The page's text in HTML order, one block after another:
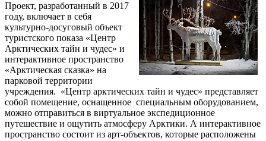
Проект, разработанный в 2017
году, включает в себя
культурно-досуговый объект
туристского показа «Центр
Арктических тайн и чудес» и
интерактивное пространство
«Арктическая сказка» на
парковой территории
учреждения. «Центр арктических тайн и чудес» представляет
собой помещение, оснащенное специальным оборудованием,
можно отправиться в виртуальное экспедиционное
путешествие и ощутить атмосферу Арктики. А интерактивное
пространство состоит из арт-объектов, которые расположены